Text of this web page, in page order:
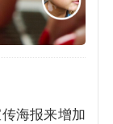
海报来增加